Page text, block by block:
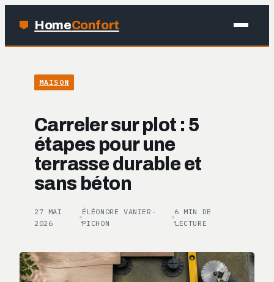
HomeConfort
JARDINAGE
DÉCO
MAISON
Carreler sur plot : 5
étapes pour une
terrasse durable et
sans béton
27 MAI
2026
·
ÉLÉONORE VANIER-
PICHON
·
6 MIN DE
LECTURE